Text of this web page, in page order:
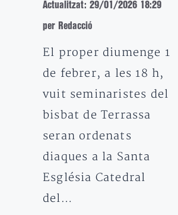
Actualitzat: 29/01/2026 18:29
per Redacció
El proper diumenge 1
de febrer, a les 18 h,
vuit seminaristes del
bisbat de Terrassa
seran ordenats
diaques a la Santa
Església Catedral
del…